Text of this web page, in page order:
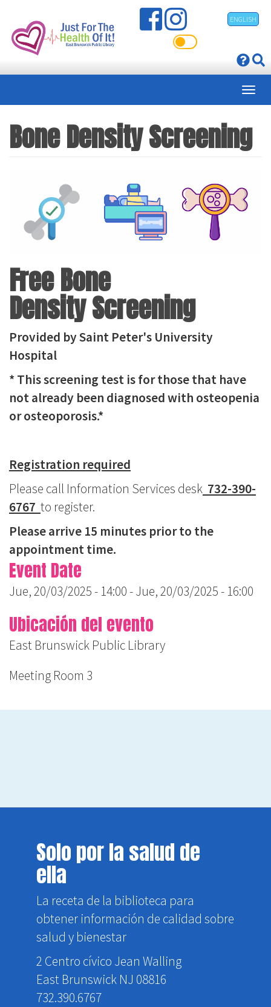
contenido
ENGLISH
Bone Density Screening
Free Bone
Density Screening
Provided by Saint Peter's University
Hospital
* This screening test is for those that have
not already been diagnosed with osteopenia
or osteoporosis.*
Registration required
Please call Information Services desk 732-390-
6767 to register.
Please arrive 15 minutes prior to the
appointment time.
Event Date
Jue, 20/03/2025 - 14:00-Jue, 20/03/2025 - 16:00
Ubicación del evento
East Brunswick Public Library
Meeting Room 3
Solo por la salud de
ella
La receta de la biblioteca para
obtener información de calidad sobre
salud y bienestar
2 Centro cívico Jean Walling
East Brunswick NJ 08816
732.390.6767